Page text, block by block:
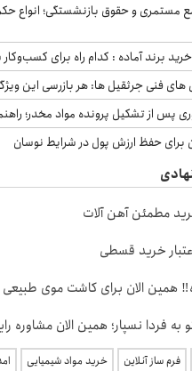
مستمری و حقوق بازنشستگی؛ انواع
برند آماده : کدام راه برای
های فنی جرثقیل ها: هر بازرسی این
برای حفظ ارزش پول در شرایط نوسان
مطمئن آهن آلات
همین الان برای کاشت موی طبیعی
فردا نسپار؛ همین الان مشاوره
فرم ساز آنلاین خرید مواد شیمیایی